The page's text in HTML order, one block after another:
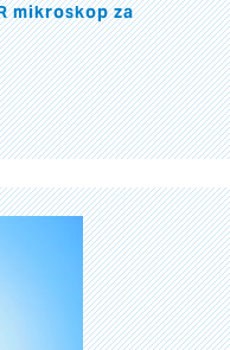
mikroskop za